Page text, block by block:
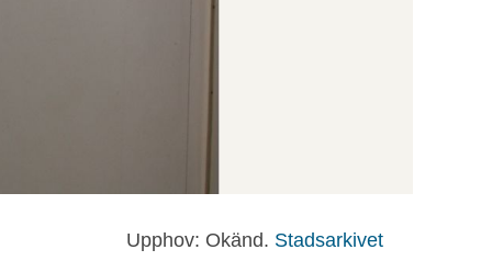
Upphov: Okänd. Stadsarkivet